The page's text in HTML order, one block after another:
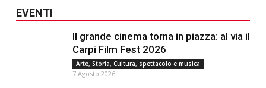
EVENTI
Il grande cinema torna in piazza: al via il
Carpi Film Fest 2026
Arte, Storia, Cultura, spettacolo e musica
7 Agosto 2026